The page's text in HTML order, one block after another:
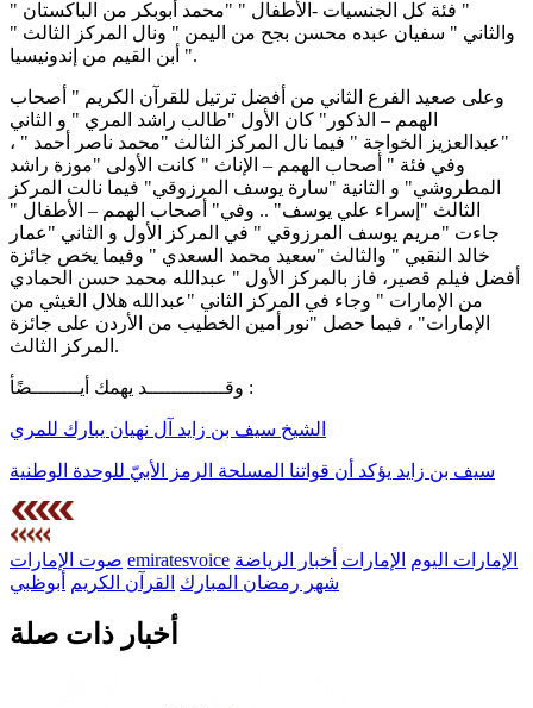
" فئة كل الجنسيات -الأطفال " "محمد أبوبكر من الباكستان "
والثاني " سفيان عبده محسن بجح من اليمن " ونال المركز الثالث "
أبن القيم من إندونيسيا ".
وعلى صعيد الفرع الثاني من أفضل ترتيل للقرآن الكريم " أصحاب
الهمم – الذكور" كان الأول "طالب راشد المري " و الثاني
"عبدالعزيز الخواجة " فيما نال المركز الثالث "محمد ناصر أحمد " ،
وفي فئة " أصحاب الهمم – الإناث " كانت الأولى "موزة راشد
المطروشي" و الثانية "سارة يوسف المرزوقي" فيما نالت المركز
الثالث "إسراء علي يوسف" .. وفي" أصحاب الهمم – الأطفال "
جاءت "مريم يوسف المرزوقي " في المركز الأول و الثاني "عمار
خالد النقبي " والثالث "سعيد محمد السعدي " وفيما يخص جائزة
أفضل فيلم قصير، فاز بالمركز الأول " عبدالله محمد حسن الحمادي
من الإمارات " وجاء في المركز الثاني "عبدالله هلال الغيثي من
الإمارات" ، فيما حصل "نور أمين الخطيب من الأردن على جائزة
المركز الثالث.
وقـــــــــــــد يهمك أيــــــــضًأ :
الشيخ سيف بن زايد آل نهيان يبارك للمري
سيف بن زايد يؤكد أن قواتنا المسلحة الرمز الأبيّ للوحدة الوطنية
صوت الإمارات emiratesvoice الإمارات اليوم الإمارات أخبار الرياضة
شهر رمضان المبارك القرآن الكريم أبوظبي
أخبار ذات صلة